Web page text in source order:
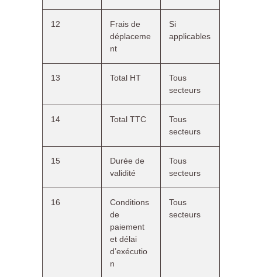
12
Frais de
déplaceme
nt
Si
applicables
13 Total HT
Tous
secteurs
14 Total TTC
Tous
secteurs
15
Durée de
validité
Tous
secteurs
16
Conditions
de
paiement
et délai
d’exécutio
n
Tous
secteurs